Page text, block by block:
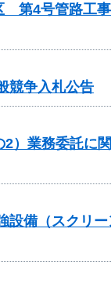
第4号管路工
競争入札公告
）業務委託に
設備（スクリ